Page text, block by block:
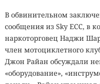
В обвинительном
сообщения из Sky ECC, в
наркоторговец Наджи
член мотоциклетного
Джон Райан обсуждали
«оборудование»,